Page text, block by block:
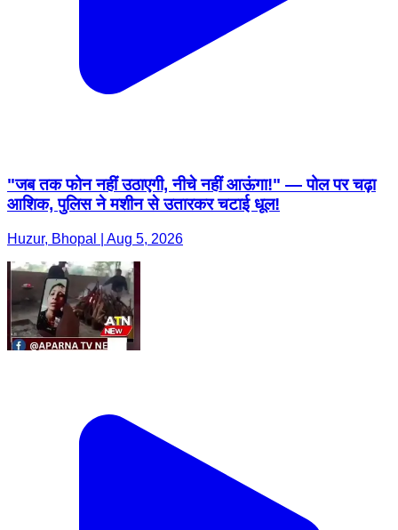
"जब तक फोन नहीं उठाएगी, नीचे नहीं आऊंगा!" — पोल पर चढ़ा
आशिक, पुलिस ने मशीन से उतारकर चटाई धूल!
Huzur, Bhopal | Aug 5, 2026